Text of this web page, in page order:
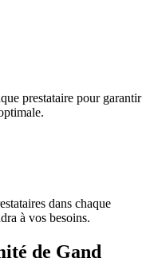
prestataire pour garantir
dans chaque
à vos besoins.
de Gand